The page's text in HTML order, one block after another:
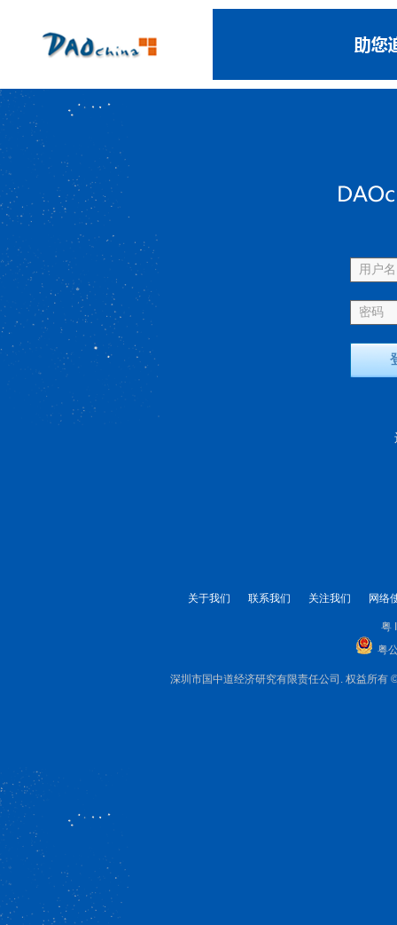
用户
密码
关于我们 联系我们 关注我们 网络
粤
粤
深圳市国中道经济研究有限责任公司. 权益所